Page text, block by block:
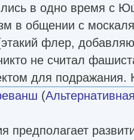
в одно время с
в общении с
флер,
не считал
для подражания.
(
предполагает